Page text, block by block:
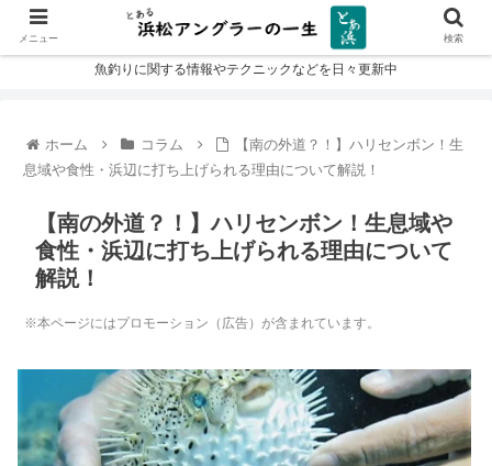
魚釣りに関する情報やテクニックなどを日々更新中
ホーム コラム
【南の外道？！】ハリセンボン！生
息域や食性・浜辺に打ち上げられる理由について解説！
【南の外道？！】ハリセンボン！生息域や
食性・浜辺に打ち上げられる理由について
解説！
※本ページにはプロモーション（広告）が含まれています。
メニュー 検索